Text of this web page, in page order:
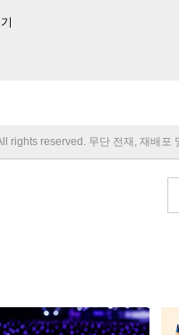
reserved. 무단 전재, 재배포